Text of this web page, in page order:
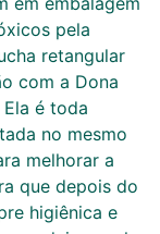
pela
retangular
com a Dona
é toda
no mesmo
melhorar a
que depois do
higiênica e